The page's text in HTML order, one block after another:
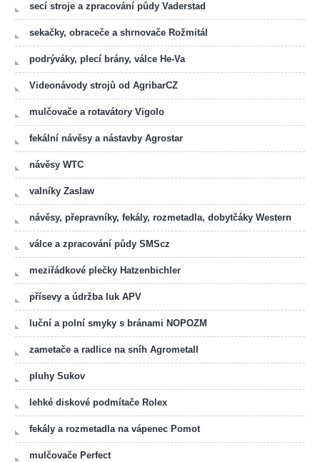
secí stroje a zpracování půdy Vaderstad
sekačky, obraceče a shrnovače Rožmitál
podrýváky, plecí brány, válce He-Va
Videonávody strojů od AgribarCZ
mulčovače a rotavátory Vigolo
fekální návěsy a nástavby Agrostar
návěsy WTC
valníky Zaslaw
návěsy, přepravníky, fekály, rozmetadla, dobytčáky Western
válce a zpracování půdy SMScz
meziřádkové plečky Hatzenbichler
přísevy a údržba luk APV
luční a polní smyky s bránami NOPOZM
zametače a radlice na sníh Agrometall
pluhy Sukov
lehké diskové podmítače Rolex
fekály a rozmetadla na vápenec Pomot
mulčovače Perfect